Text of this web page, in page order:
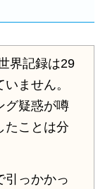
界記録は29
ません。
グ疑惑が噂
たことは分
引っかかっ